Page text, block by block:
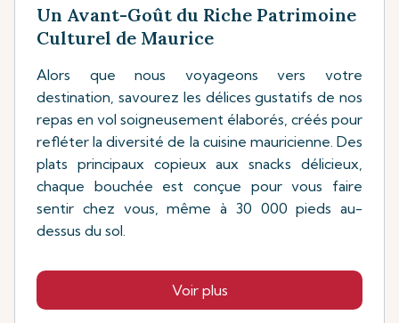
Un Avant-Goût du Riche Patrimoine
Culturel de Maurice
Alors que nous voyageons vers votre
destination, savourez les délices gustatifs de nos
repas en vol soigneusement élaborés, créés pour
refléter la diversité de la cuisine mauricienne. Des
plats principaux copieux aux snacks délicieux,
chaque bouchée est conçue pour vous faire
sentir chez vous, même à 30 000 pieds au-
dessus du sol.
Voir plus